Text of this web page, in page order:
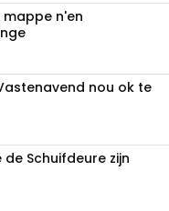
n'en
nou ok te
Schuifdeure zijn